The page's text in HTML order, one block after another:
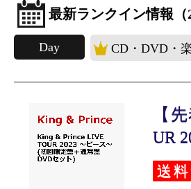
最新ランクイン情報（
Day CD・DVD・
【
UR
送